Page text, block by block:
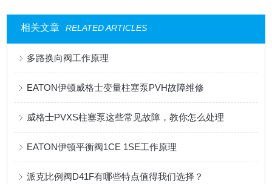
相关文章 RELATED ARTICLES
多路换向阀工作原理
EATON伊顿威格士变量柱塞泵PVH故障维修
威格士PVXS柱塞泵这些常见故障，教你怎么处理
EATON伊顿平衡阀1CE 1SE工作原理
派克比例阀D41F有哪些特点值得我们选择？